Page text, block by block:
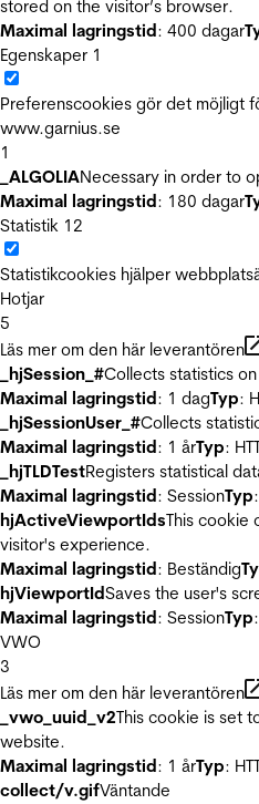
stored on the visitor’s browser.
Maximal lagringstid: 400 dagar
Egenskaper 1
Preferenscookies gör det möjligt
www.garnius.se
1
_ALGOLIANecessary in order to
Maximal lagringstid: 180 dagar
Statistik 12
Statistikcookies hjälper
Hotjar
5
Läs mer om den här leverantören
_hjSession_#Collects statistics
Maximal lagringstid: 1 dagTyp:
_hjSessionUser_#Collects
Maximal lagringstid: 1 årTyp:
_hjTLDTestRegisters statistical
Maximal lagringstid: SessionTyp
hjActiveViewportIdsThis cookie
visitor's experience.
Maximal lagringstid: Beständig
hjViewportIdSaves the user's
Maximal lagringstid: SessionTyp
VWO
3
Läs mer om den här leverantören
_vwo_uuid_v2This cookie is set
website.
Maximal lagringstid: 1 årTyp:
collect/v.gifVäntande